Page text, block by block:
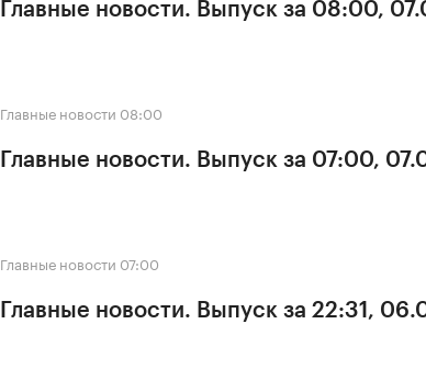
Главные новости. Выпуск за 08:00,
Главные новости 08:00
Главные новости. Выпуск за 07:00,
Главные новости 07:00
Главные новости. Выпуск за 22:31,